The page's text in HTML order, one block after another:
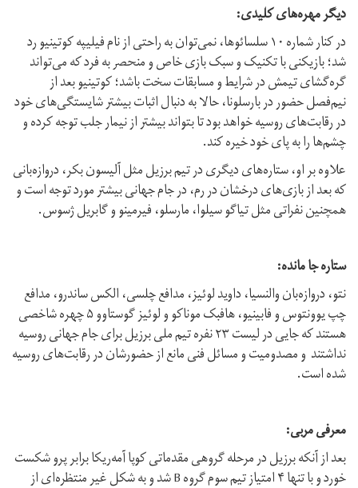
دیگر مهره‌های کلیدی:
در کنار شماره ۱۰ سلسائوها، نمی‌توان به راحتی از نام فیلیپه کوتینیو رد
شد؛ بازیکنی با تکنیک و سبک بازی خاص و منحصر به فرد که می‌تواند
گره‌گشای تیمش در شرایط و مسابقات سخت باشد؛ کوتینیو بعد از
نیم‌فصل حضور در بارسلونا، حالا به دنبال اثبات بیشتر شایستگی‌های خود
در رقابت‌های روسیه خواهد بود تا بتواند بیشتر از نیمار جلب توجه کرده و
چشم‌ها را به پای خود خیره کند.
علاوه بر او، ستاره‌های دیگری در تیم برزیل مثل آلیسون بکر، دروازه‌بانی
که بعد از بازی‌های درخشان در رم، در جام جهانی بیشتر مورد توجه است و
همچنین نفراتی مثل تیاگو سیلوا، مارسلو، فیرمینو و گابریل ژسوس.
ستاره جا مانده:
نتو، دروازه‌بان والنسیا، داوید لوئیز، مدافع چلسی، الکس ساندرو، مدافع
چپ یوونتوس و فابینیو، هافبک موناکو و لوئیز گوستاوو ۵ چهره شاخصی
هستند که جایی در لیست ۲۳ نفره تیم ملی برزیل برای جام جهانی روسیه
نداشتند و مصدومیت و مسائل فنی مانع از حضورشان در رقابت‌های روسیه
شده است.
معرفی مربی:
بعد از آنکه برزیل در مرحله گروهی مقدماتی کوپا آمه‌ریکا برابر پرو شکست
خورد و با تنها ۴ امتیاز تیم سوم گروه B شد و به شکل غیر منتظره‌ای از